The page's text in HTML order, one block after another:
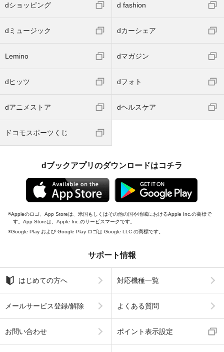
dショッピング d fashion
dミュージック dカーシェア
Lemino dマガジン
dヒッツ dフォト
dアニメストア dヘルスケア
ドコモスポーツくじ
dブックアプリのダウンロードはコチラ
Appleのロゴ、App Storeは、米国もしくはその他の国や地域におけるApple Inc.の商標で
す。App Storeは、Apple Inc.のサービスマークです。
Google Play および Google Play ロゴは Google LLC の商標です。
サポート情報
はじめての方へ 対応機種一覧
メールサービス登録/解除 よくある質問
お問い合わせ ポイント表示設定